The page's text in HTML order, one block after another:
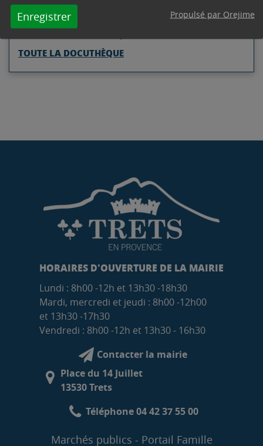
Enregistrer Propulsé par Orejime
2023
PDF 776 Ko
TOUTE LA DOCUTHÈQUE
HORAIRES D'OUVERTURE DE LA MAIRIE
Lundi : 8h00 -12h et 13h30 -18h30
Mardi, mercredi et jeudi : 8h00 -12h00
et 13h30 -17h30
Vendredi : 8h00 -12h et 13h30 - 16h30
Contacter la mairie
Place du 14 Juillet
13530 Trets
Téléphone 04 42 37 55 00
Marchés publics Portail Famille